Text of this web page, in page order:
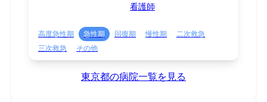
看護師
高度急性期 急性期 回復期 慢性期
二次救急
三次救急
その他
東京都の病院一覧を見る